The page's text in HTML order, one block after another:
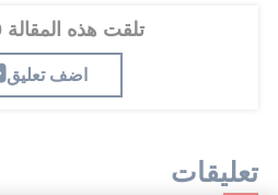
تلقت هذه المقالة 0 تعليق
اضف تعليق
تعليقات